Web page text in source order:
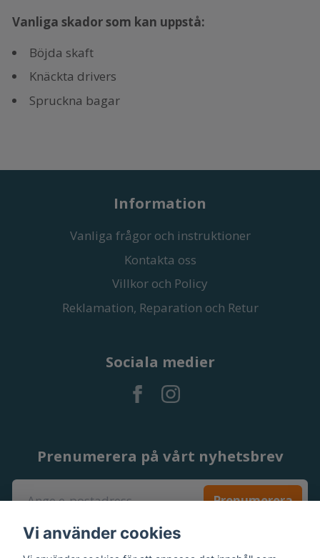
Vanliga skador som kan uppstå:
Böjda skaft
Knäckta drivers
Spruckna bagar
Information
Vanliga frågor och instruktioner
Kontakta oss
Villkor och Policy
Reklamation, Reparation och Retur
Sociala medier
Prenumerera på vårt nyhetsbrev
Prenumerera
Vi använder cookies